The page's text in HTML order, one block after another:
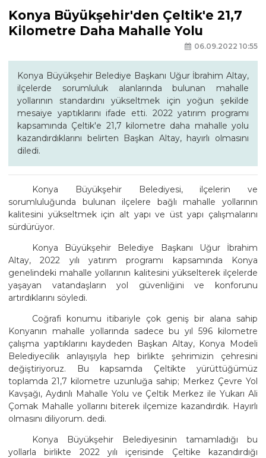
Konya Büyükşehir'den Çeltik'e 21,7
Kilometre Daha Mahalle Yolu
06.09.2022 10:55
Konya Büyükşehir Belediye Başkanı Uğur İbrahim Altay,
ilçelerde sorumluluk alanlarında bulunan mahalle
yollarının standardını yükseltmek için yoğun şekilde
mesaiye yaptıklarını ifade etti. 2022 yatırım programı
kapsamında Çeltik'e 21,7 kilometre daha mahalle yolu
kazandırdıklarını belirten Başkan Altay, hayırlı olmasını
diledi.
Konya Büyükşehir Belediyesi, ilçelerin ve
sorumluluğunda bulunan ilçelere bağlı mahalle yollarının
kalitesini yükseltmek için alt yapı ve üst yapı çalışmalarını
sürdürüyor.
Konya Büyükşehir Belediye Başkanı Uğur İbrahim
Altay, 2022 yılı yatırım programı kapsamında Konya
genelindeki mahalle yollarının kalitesini yükselterek ilçelerde
yaşayan vatandaşların yol güvenliğini ve konforunu
artırdıklarını söyledi.
Coğrafi konumu itibariyle çok geniş bir alana sahip
Konyanın mahalle yollarında sadece bu yıl 596 kilometre
çalışma yaptıklarını kaydeden Başkan Altay, Konya Modeli
Belediyecilik anlayışıyla hep birlikte şehrimizin çehresini
değiştiriyoruz. Bu kapsamda Çeltikte yürüttüğümüz
toplamda 21,7 kilometre uzunluğa sahip; Merkez Çevre Yol
Kavşağı, Aydınlı Mahalle Yolu ve Çeltik Merkez ile Yukarı Ali
Çomak Mahalle yollarını biterek ilçemize kazandırdık. Hayırlı
olmasını diliyorum. dedi.
Konya Büyükşehir Belediyesinin tamamladığı bu
yollarla birlikte 2022 yılı içerisinde Çeltike kazandırdığı